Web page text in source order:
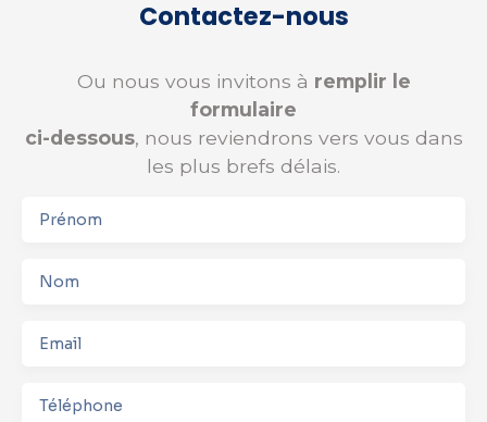
Contactez-nous
Ou nous vous invitons à remplir le
formulaire
ci-dessous, nous reviendrons vers vous dans
les plus brefs délais.
Prénom
Nom
Email
Téléphone